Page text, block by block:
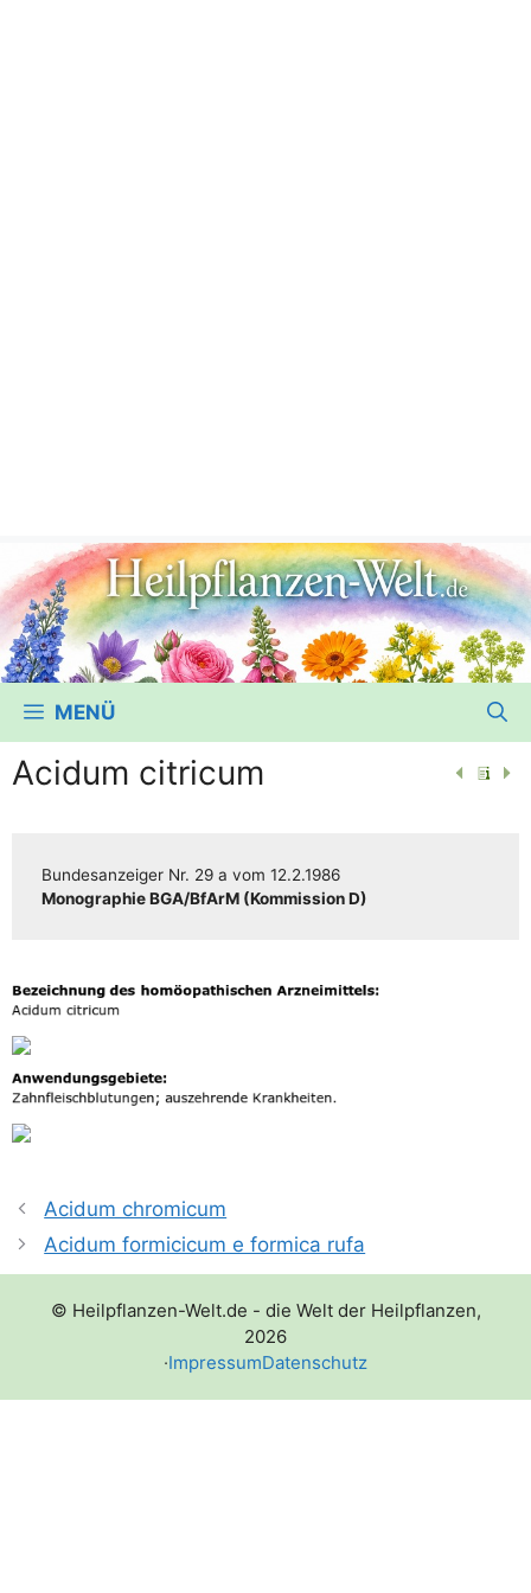
MENÜ
Acidum citricum
Bun­des­an­zei­ger Nr. 29 a vom 12.2.1986
Mono­gra­phie BGA/​​BfArM (Kom­mis­si­on D)
Acidum chromicum
Acidum formicicum e formica rufa
© Heilpflanzen-Welt.de - die Welt der Heilpflanzen,
2026
·ImpressumDatenschutz